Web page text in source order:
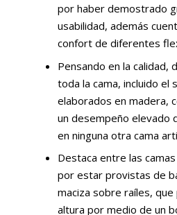
por haber demostrado
usabilidad, además
confort de diferentes
Pensando en la calidad,
toda la cama, incluido el
elaborados en madera,
un desempeño elevado
en ninguna otra cama
Destaca entre las
por estar provistas de
maciza sobre raíles,
altura por medio de un